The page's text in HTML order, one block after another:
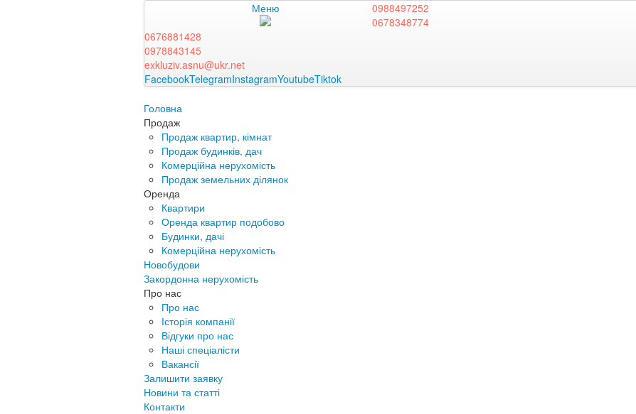
Меню
0988497252
0678348774
0676881428
0978843145
exkluziv.asnu@ukr.net
FacebookTelegramInstagramYoutubeTiktok
Головна
Продаж
Продаж квартир, кімнат
Продаж будинків, дач
Комерційна нерухомість
Продаж земельних ділянок
Оренда
Квартири
Оренда квартир подобово
Будинки, дачі
Комерційна нерухомість
Новобудови
Закордонна нерухомість
Про нас
Про нас
Історія компанії
Відгуки про нас
Наші спеціалісти
Вакансії
Залишити заявку
Новини та статті
Контакти